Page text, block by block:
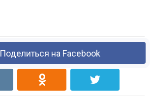
Поделиться на Facebook